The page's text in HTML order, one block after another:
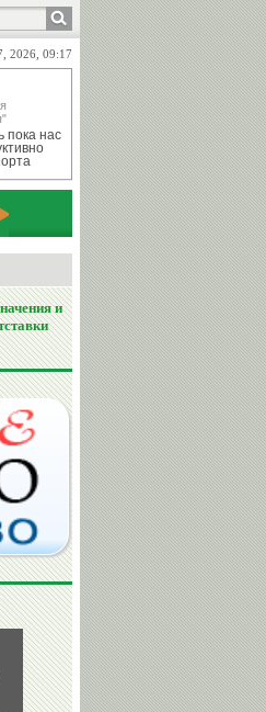
2026, 09:17
пока нас
и